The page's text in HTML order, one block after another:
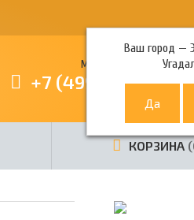
Ваш город —
Многоканальный
+7 (499) 380-80-
КОРЗИНА